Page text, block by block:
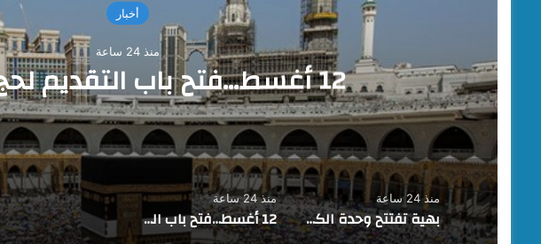
أخبار
منذ 24 ساعة
12 أغسط…فتح باب التقديم لحج القرعة
منذ 24 ساعة
بهية تفتتح وحدة الكشف المبكر والعيادات التخصصية بالقاهرة الجديدة
منذ 24 ساعة
12 أغسط…فتح باب التقديم لحج القرعة